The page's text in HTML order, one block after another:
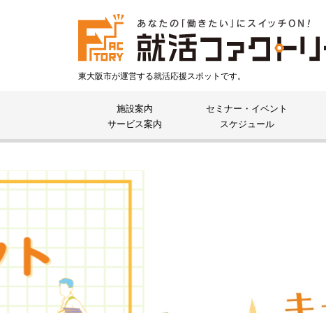
東大阪市が運営する就活応援スポットです。
施設案内
サービス案内
セミナー・イベント
スケジュール